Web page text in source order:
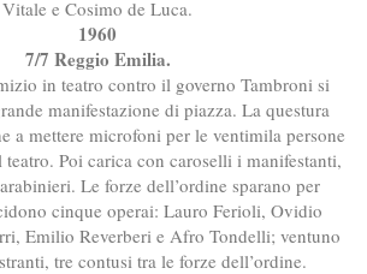
Vitale e Cosimo de Luca.
1960
7/7 Reggio Emilia.
in teatro contro il governo Tambroni si
manifestazione di piazza. La questura
a mettere microfoni per le ventimila persone
Poi carica con caroselli i manifestanti,
Le forze dell’ordine sparano per
cinque operai: Lauro Ferioli, Ovidio
Emilio Reverberi e Afro Tondelli; ventuno
tre contusi tra le forze dell’ordine.